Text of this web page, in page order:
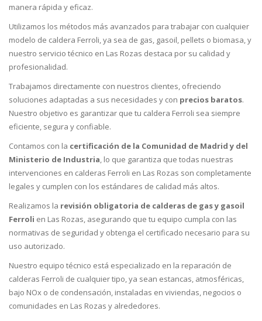
manera rápida y eficaz.
Utilizamos los métodos más avanzados para trabajar con cualquier
modelo de caldera Ferroli, ya sea de gas, gasoil, pellets o biomasa, y
nuestro servicio técnico en Las Rozas destaca por su calidad y
profesionalidad.
Trabajamos directamente con nuestros clientes, ofreciendo
soluciones adaptadas a sus necesidades y con precios baratos.
Nuestro objetivo es garantizar que tu caldera Ferroli sea siempre
eficiente, segura y confiable.
Contamos con la certificación de la Comunidad de Madrid y del
Ministerio de Industria, lo que garantiza que todas nuestras
intervenciones en calderas Ferroli en Las Rozas son completamente
legales y cumplen con los estándares de calidad más altos.
Realizamos la revisión obligatoria de calderas de gas y gasoil
Ferroli en Las Rozas, asegurando que tu equipo cumpla con las
normativas de seguridad y obtenga el certificado necesario para su
uso autorizado.
Nuestro equipo técnico está especializado en la reparación de
calderas Ferroli de cualquier tipo, ya sean estancas, atmosféricas,
bajo NOx o de condensación, instaladas en viviendas, negocios o
comunidades en Las Rozas y alrededores.